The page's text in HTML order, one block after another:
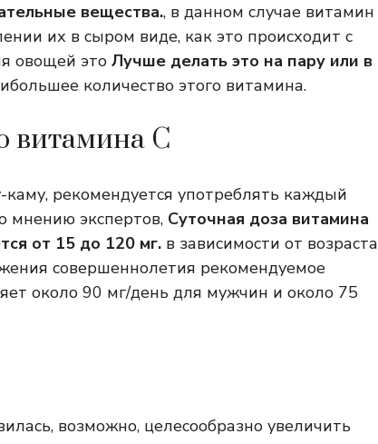
вещества., в данном случае витамин
их в сыром виде, как это происходит с
овощей это Лучше делать это на пару или в
количество этого витамина.
витамина С
рекомендуется употреблять каждый
мнению экспертов, Суточная доза витамина
от 15 до 120 мг. в зависимости от возраста
совершеннолетия рекомендуемое
около 90 мг/день для мужчин и около 75
возможно, целесообразно увеличить